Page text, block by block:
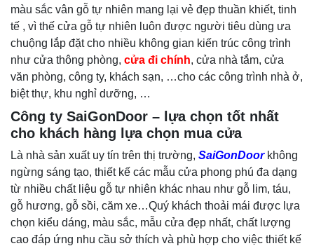
màu sắc vân gỗ tự nhiên mang lại vẻ đẹp thuần khiết, tinh
tế , vì thế cửa gỗ tự nhiên luôn được người tiêu dùng ưa
chuộng lắp đặt cho nhiều không gian kiến trúc công trình
như cửa thông phòng, cửa đi chính, cửa nhà tắm, cửa
văn phòng, công ty, khách sạn, …cho các công trình nhà ở,
biệt thự, khu nghỉ dưỡng, …
Công ty SaiGonDoor – lựa chọn tốt nhất
cho khách hàng lựa chọn mua cửa
Là nhà sản xuất uy tín trên thị trường, SaiGonDoorkhông
ngừng sáng tạo, thiết kế các mẫu cửa phong phú đa dạng
từ nhiều chất liệu gỗ tự nhiên khác nhau như gỗ lim, táu,
gỗ hương, gỗ sồi, căm xe…Quý khách thoải mái được lựa
chọn kiểu dáng, màu sắc, mẫu cửa đẹp nhất, chất lượng
cao đáp ứng nhu cầu sở thích và phù hợp cho việc thiết kế